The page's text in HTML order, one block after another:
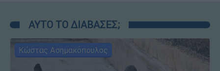
ΑΥΤΟ ΤΟ ΔΙΑΒΑΣΕΣ;
Κώστας Ασημακόπουλος